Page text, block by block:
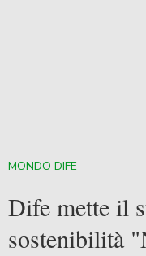
MONDO DIFE
Dife mette il
sostenibilità